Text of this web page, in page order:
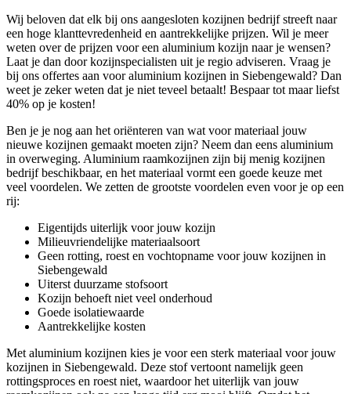
Wij beloven dat elk bij ons aangesloten kozijnen bedrijf streeft naar
een hoge klanttevredenheid en aantrekkelijke prijzen. Wil je meer
weten over de prijzen voor een aluminium kozijn naar je wensen?
Laat je dan door kozijnspecialisten uit je regio adviseren. Vraag je
bij ons offertes aan voor aluminium kozijnen in Siebengewald? Dan
weet je zeker weten dat je niet teveel betaalt! Bespaar tot maar liefst
40% op je kosten!
Ben je je nog aan het oriënteren van wat voor materiaal jouw
nieuwe kozijnen gemaakt moeten zijn? Neem dan eens aluminium
in overweging. Aluminium raamkozijnen zijn bij menig kozijnen
bedrijf beschikbaar, en het materiaal vormt een goede keuze met
veel voordelen. We zetten de grootste voordelen even voor je op een
rij:
Eigentijds uiterlijk voor jouw kozijn
Milieuvriendelijke materiaalsoort
Geen rotting, roest en vochtopname voor jouw kozijnen in
Siebengewald
Uiterst duurzame stofsoort
Kozijn behoeft niet veel onderhoud
Goede isolatiewaarde
Aantrekkelijke kosten
Met aluminium kozijnen kies je voor een sterk materiaal voor jouw
kozijnen in Siebengewald. Deze stof vertoont namelijk geen
rottingsproces en roest niet, waardoor het uiterlijk van jouw